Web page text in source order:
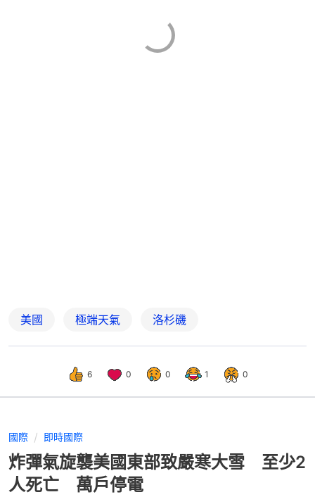
美國 極端天氣 洛杉磯
6 0 0 1 0
國際 即時國際
炸彈氣旋襲美國東部致嚴寒大雪 至少2
人死亡 萬戶停電